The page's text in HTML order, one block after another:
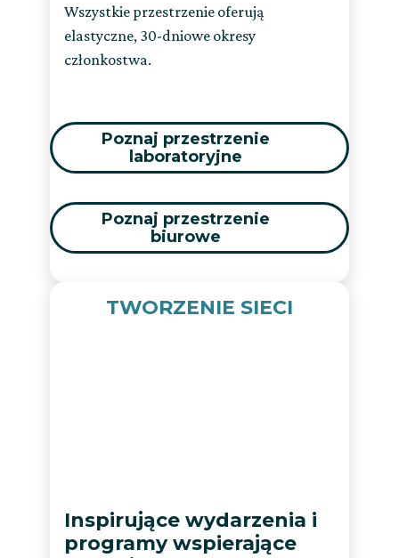
Wszystkie przestrzenie oferują
elastyczne, 30-dniowe okresy
członkostwa.
Poznaj przestrzenie
laboratoryjne
Poznaj przestrzenie
biurowe
TWORZENIE SIECI
Inspirujące wydarzenia i
programy wspierające